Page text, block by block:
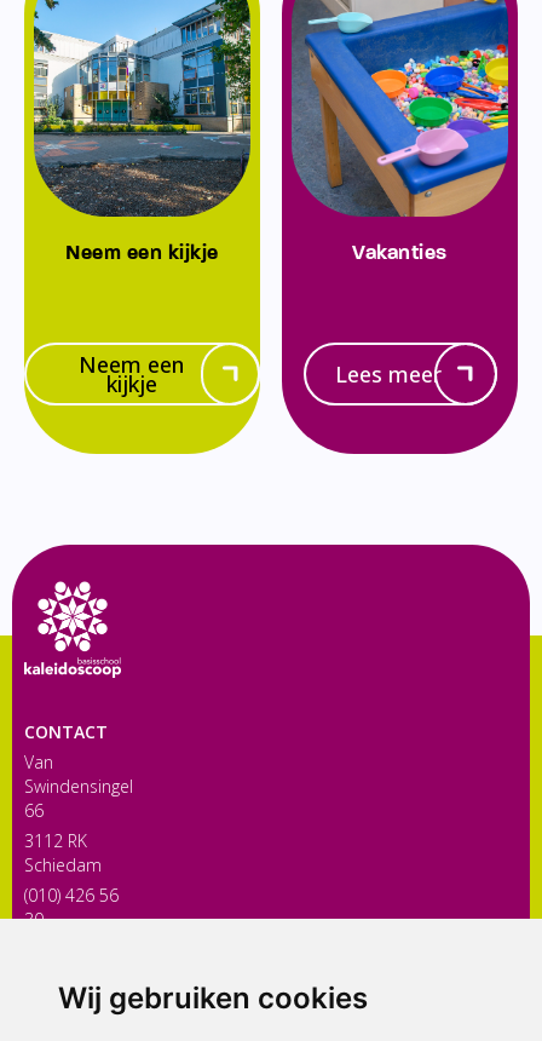
Wij gebruiken cookies
Neem een kijkje
Neem een
kijkje
Vakanties
Lees meer
CONTACT
Van
Swindensingel
66
3112 RK
Schiedam
(010) 426 56
30
ONDERDEEL VAN